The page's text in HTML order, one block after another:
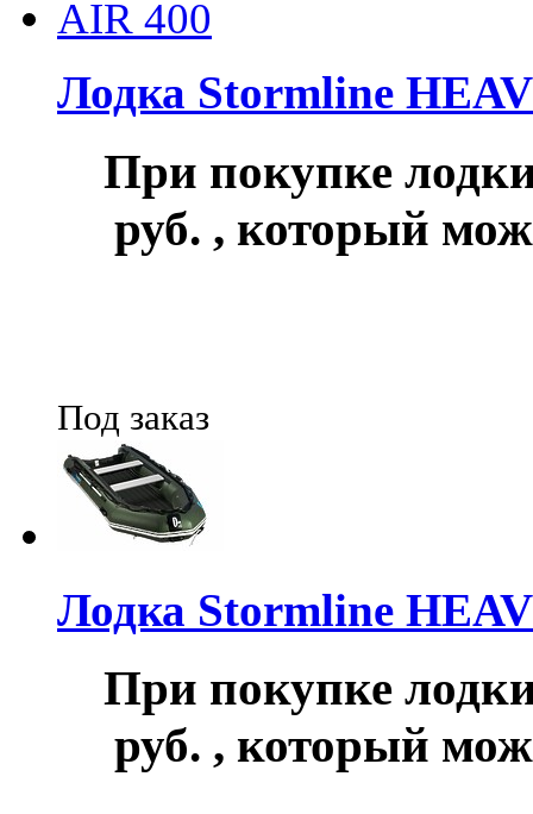
Лодка Stormline
При покупке
руб. , который
Под заказ
Лодка Stormline
При покупке
руб. , который